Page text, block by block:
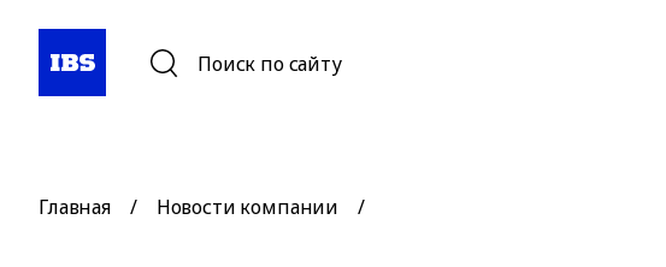
Поиск по сайту
Главная / Новости компании /